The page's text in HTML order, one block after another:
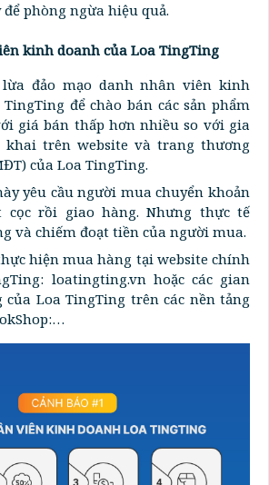
phòng ngừa hiệu quả.
kinh doanh của Loa TingTing
đảo mạo danh nhân viên kinh
để chào bán các sản phẩm
giá bán thấp hơn nhiều so với gia
khai trên website và trang thương
của Loa TingTing.
yêu cầu người mua chuyển khoản
cọc rồi giao hàng. Nhưng thực tế
và chiếm đoạt tiền của người mua.
hiện mua hàng tại website chính
loatingting.vn hoặc các gian
Loa TingTing trên các nền tảng